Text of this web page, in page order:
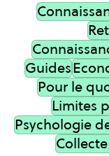
Guides
Pour le
Limites